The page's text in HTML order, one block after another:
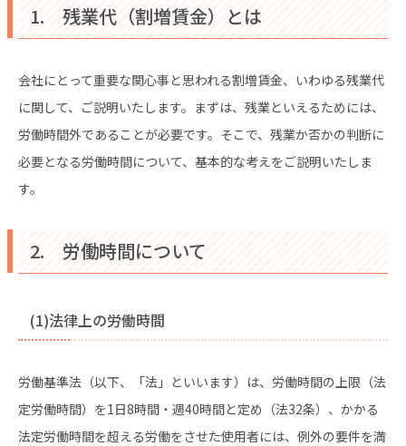
1. 残業代（割増賃金）とは
会社にとって重要な関心事と思われる割増賃金、いわゆる残業代
に関して、ご説明いたします。まずは、残業といえるためには、
労働時間外であることが必要です。そこで、残業か否かの判断に
必要となる労働時間について、基本的な考えをご説明いたしま
す。
2. 労働時間について
(1)法律上の労働時間
労働基準法（以下、「法」といいます）は、労働時間の上限（法
定労働時間）を1日8時間・週40時間と定め（法32条）、かかる
法定労働時間を超える労働をさせた使用者には、例外の要件を満